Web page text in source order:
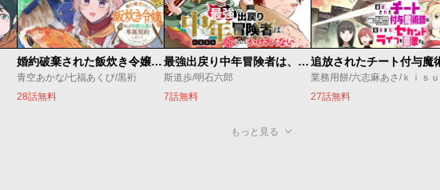
婚約破棄された飯炊き令嬢の私は冷酷公爵と専属契約しました～ですが胃袋を掴んだ結果、冷たかった公爵様がどんどん優しくなっています～
青空あかな/七福あくび/黒裄
28話無料
最強出戻り中年冒険者は、今さら命なんてかけたくない
斯道歩/明石六郎
7話無料
業務用餅/六志麻あさ/ｋｉｓ
27話無料
もっと見る